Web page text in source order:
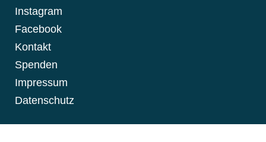
Instagram
Facebook
Kontakt
Spenden
Impressum
Datenschutz